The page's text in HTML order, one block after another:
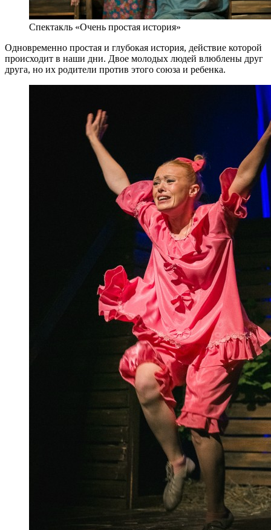
Спектакль «Очень простая история»
Одновременно простая и глубокая история, действие которой
происходит в наши дни. Двое молодых людей влюблены друг
друга, но их родители против этого союза и ребенка.